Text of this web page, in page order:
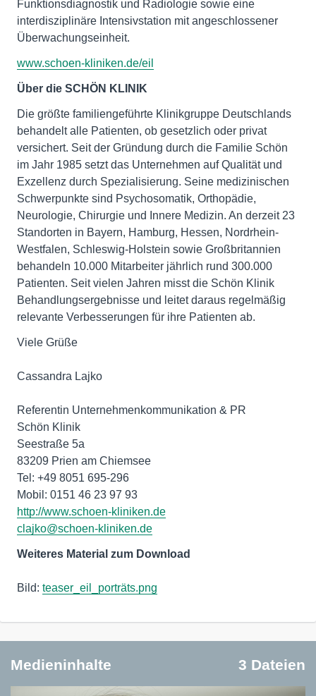
Funktionsdiagnostik und Radiologie sowie eine
interdisziplinäre Intensivstation mit angeschlossener
Überwachungseinheit.
www.schoen-kliniken.de/eil
Über die SCHÖN KLINIK
Die größte familiengeführte Klinikgruppe Deutschlands
behandelt alle Patienten, ob gesetzlich oder privat
versichert. Seit der Gründung durch die Familie Schön
im Jahr 1985 setzt das Unternehmen auf Qualität und
Exzellenz durch Spezialisierung. Seine medizinischen
Schwerpunkte sind Psychosomatik, Orthopädie,
Neurologie, Chirurgie und Innere Medizin. An derzeit 23
Standorten in Bayern, Hamburg, Hessen, Nordrhein-
Westfalen, Schleswig-Holstein sowie Großbritannien
behandeln 10.000 Mitarbeiter jährlich rund 300.000
Patienten. Seit vielen Jahren misst die Schön Klinik
Behandlungsergebnisse und leitet daraus regelmäßig
relevante Verbesserungen für ihre Patienten ab.
Viele Grüße
Cassandra Lajko
Referentin Unternehmenkommunikation & PR
Schön Klinik
Seestraße 5a
83209 Prien am Chiemsee
Tel: +49 8051 695-296
http://www.schoen-kliniken.de
clajko@schoen-kliniken.de
Weiteres Material zum Download
Bild: teaser_eil_porträts.png
Medieninhalte 3 Dateien